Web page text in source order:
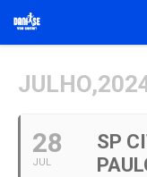
28
JUL
SP